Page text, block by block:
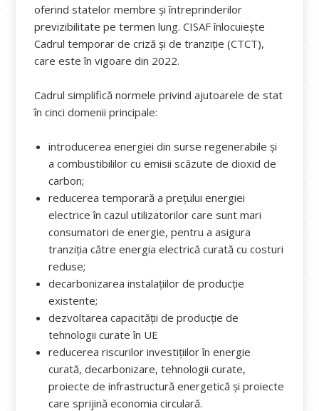
oferind statelor membre și întreprinderilor
previzibilitate pe termen lung. CISAF înlocuiește
Cadrul temporar de criză și de tranziție (CTCT),
care este în vigoare din 2022.
Cadrul simplifică normele privind ajutoarele de stat
în cinci domenii principale:
introducerea energiei din surse regenerabile și
a combustibililor cu emisii scăzute de dioxid de
carbon;
reducerea temporară a prețului energiei
electrice în cazul utilizatorilor care sunt mari
consumatori de energie, pentru a asigura
tranziția către energia electrică curată cu costuri
reduse;
decarbonizarea instalațiilor de producție
existente;
dezvoltarea capacității de producție de
tehnologii curate în UE
reducerea riscurilor investițiilor în energie
curată, decarbonizare, tehnologii curate,
proiecte de infrastructură energetică și proiecte
care sprijină economia circulară.